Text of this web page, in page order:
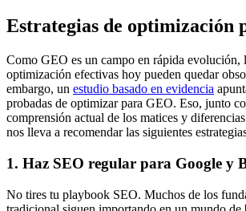
Estrategias de optimización
Como GEO es un campo en rápida evolución,
optimización efectivas hoy pueden quedar
embargo, un estudio basado en evidencia
probadas de optimizar para GEO. Eso, junto
comprensión actual de los matices y
nos lleva a recomendar las siguientes
1. Haz SEO regular para Google y
No tires tu playbook SEO. Muchos de los